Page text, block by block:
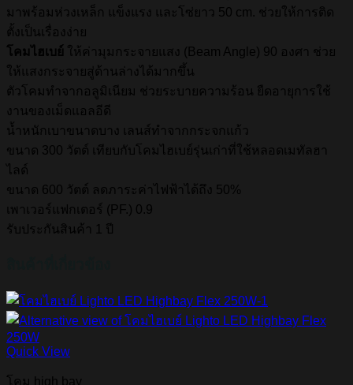
มาพร้อมห่วงเหล็ก แข็งแรง และโซ่ยาว 50 cm. ช่วยให้การติด
ตั้งเป็นเรื่องง่าย
โคมไฮเบย์ ให้ค่ามุมกระจายแสง (Beam Angle) 90 องศา ช่วย
ให้แสงกระจายสู่ด้านล่างได้มากขึ้น
ตัวโคมทำจากอลูมิเนียม ช่วยระบายความร้อน ยืดอายุการใช้
งานของเม็ดแอลอีดี
น้ำหนักเบาขนาดบาง เลนส์ทำจากกระจกแก้ว
ขนาด 300 วัตต์ เทียบกับโคมไฮเบย์รุ่นเก่าที่ใช้หลอดเมทัลฮา
ไลด์
ขนาด 600 วัตต์ ลดภาระค่าไฟฟ้าได้ถึง 50%
เพาเวอร์แฟกเตอร์ (PF.) 0.9
รับประกันสินค้า 1 ปี
Quick View
โคม high bay